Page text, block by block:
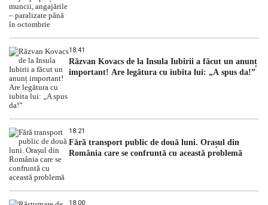
18:41
Răzvan Kovacs de la Insula Iubirii a făcut un anunț
important! Are legătura cu iubita lui: „A spus da!”
18:21
Fără transport public de două luni. Orașul din
România care se confruntă cu această problemă
18:00